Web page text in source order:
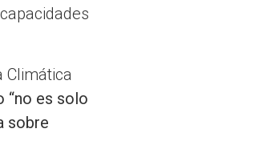
Climática
“no es solo
sobre